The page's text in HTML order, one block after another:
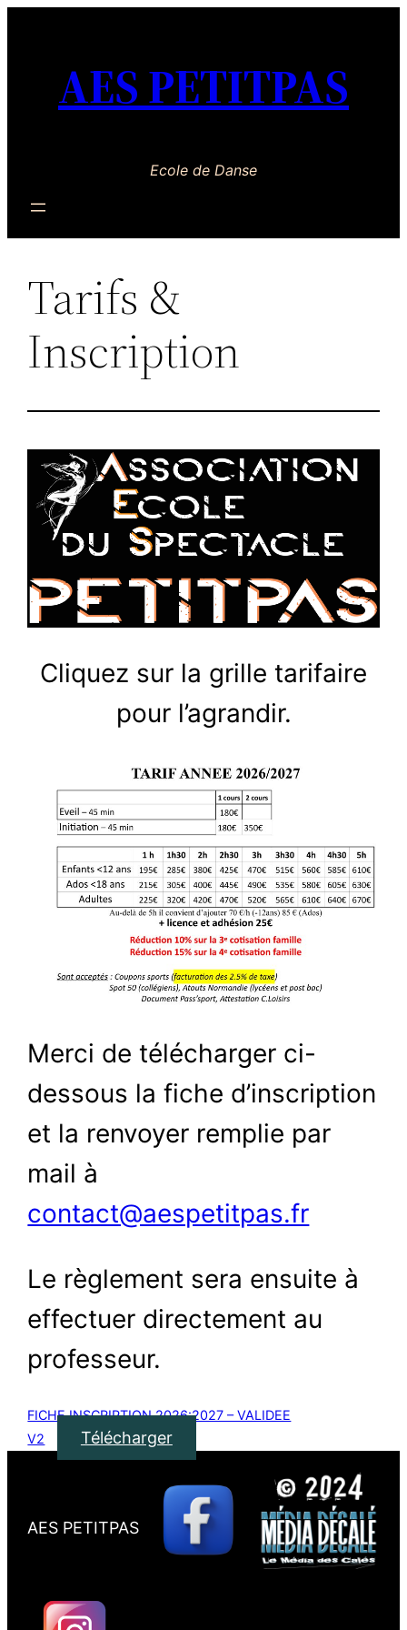
AES PETITPAS
Ecole de Danse
Tarifs &
Inscription
Cliquez sur la grille tarifaire
pour l’agrandir.
Merci de télécharger ci-
dessous la fiche d’inscription
et la renvoyer remplie par
mail à
contact@aespetitpas.fr
Le règlement sera ensuite à
effectuer directement au
professeur.
FICHE INSCRIPTION 2026:2027 – VALIDEE
V2
Télécharger
AES PETITPAS